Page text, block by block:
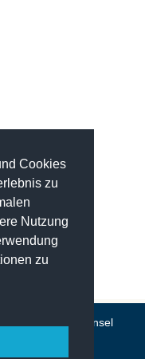
Cookies
zu
Nutzung
zu
Föhr im
auf der Nordseeinsel